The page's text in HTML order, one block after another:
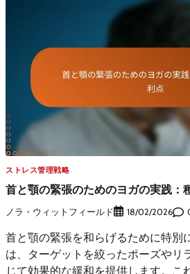
ストレス管理戦略
首と顎の緊張のためのヨガの実践：
ノラ・ウィットフィールド 18/02/2026
首と顎の緊張を和らげるために特別
は、ターゲットを絞ったポーズやリ
じて効果的な緩和を提供します。こ